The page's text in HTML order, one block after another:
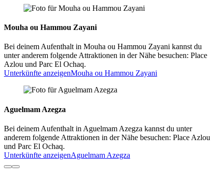
Mouha ou Hammou Zayani
Bei deinem Aufenthalt in Mouha ou Hammou Zayani kannst du
unter anderem folgende Attraktionen in der Nähe besuchen: Place
Azlou und Parc El Ochaq.
Unterkünfte anzeigenMouha ou Hammou Zayani
Aguelmam Azegza
Bei deinem Aufenthalt in Aguelmam Azegza kannst du unter
anderem folgende Attraktionen in der Nähe besuchen: Place Azlou
und Parc El Ochaq.
Unterkünfte anzeigenAguelmam Azegza